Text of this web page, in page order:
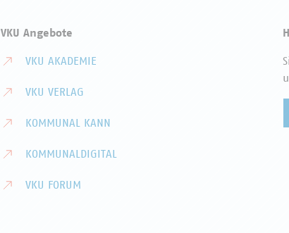
VKU Angebote
VKU AKADEMIE
VKU VERLAG
KOMMUNAL KANN
KOMMUNALDIGITAL
VKU FORUM